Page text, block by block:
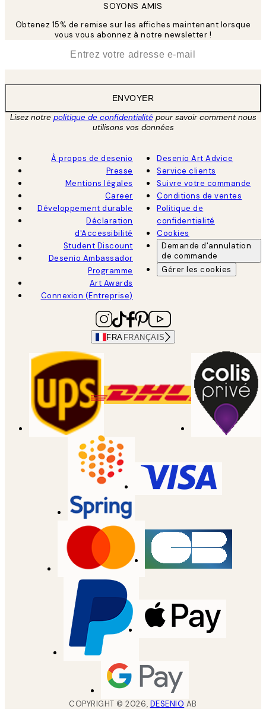
SOYONS AMIS
Obtenez 15% de remise sur les affiches maintenant lorsque
vous vous abonnez à notre newsletter !
ENVOYER
Lisez notre politique de confidentialitépour savoir comment nous
utilisons vos données
À propos de desenio
Presse
Mentions légales
Career
Développement durable
Déclaration
d'Accessibilité
Student Discount
Desenio Ambassador
Programme
Art Awards
Connexion (Entreprise)
Desenio Art Advice
Service clients
Suivre votre commande
Conditions de ventes
Politique de
confidentialité
Cookies
Demande d'annulation
de commande
Gérer les cookies
FRA FRANÇAIS
COPYRIGHT ©2026, DESENIO AB